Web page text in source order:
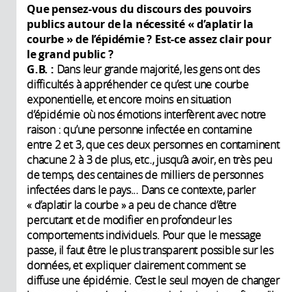
Que pensez-vous du discours des pouvoirs
publics autour de la nécessité « d’aplatir la
courbe » de l’épidémie ? Est-ce assez clair pour
le grand public ?
G.B. : Dans leur grande majorité, les gens ont des
difficultés à appréhender ce qu’est une courbe
exponentielle, et encore moins en situation
d’épidémie où nos émotions interfèrent avec notre
raison : qu’une personne infectée en contamine
entre 2 et 3, que ces deux personnes en contaminent
chacune 2 à 3 de plus, etc., jusqu’à avoir, en très peu
de temps, des centaines de milliers de personnes
infectées dans le pays... Dans ce contexte, parler
« d’aplatir la courbe » a peu de chance d’être
percutant et de modifier en profondeur les
comportements individuels. Pour que le message
passe, il faut être le plus transparent possible sur les
données, et expliquer clairement comment se
diffuse une épidémie. C’est le seul moyen de changer